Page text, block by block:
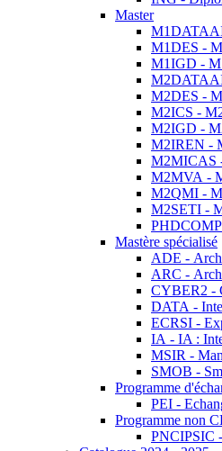
Master
M1DES -
M1IGD -
M2DES -
M2ICS -
M2IGD -
M2IREN -
M2MICAS
M2MVA -
M2QMI -
M2SETI -
Mastère spécialisé
ADE -
ARC -
CYBER2 -
DATA -
ECRSI -
IA - IA :
MSIR -
SMOB -
Programme
PEI -
Programme non
PNCIPSIC